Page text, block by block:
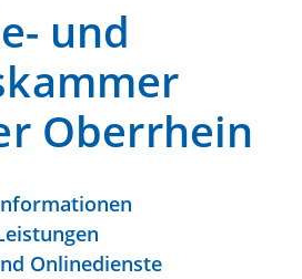
und
Oberrhein
Onlinedienste